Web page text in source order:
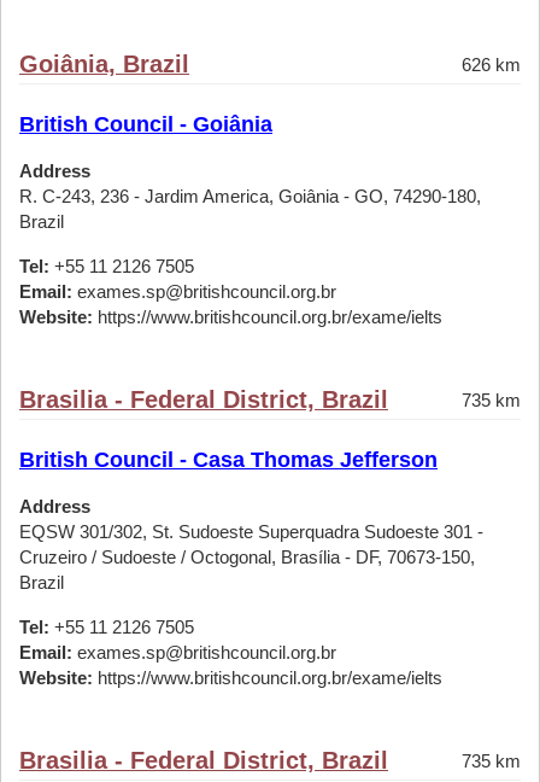
Goiânia, Brazil 626 km
British Council - Goiânia
Address
R. C-243, 236 - Jardim America, Goiânia - GO, 74290-180,
Brazil
Tel: +55 11 2126 7505
Email: exames.sp@britishcouncil.org.br
Website: https://www.britishcouncil.org.br/exame/ielts
Brasilia - Federal District, Brazil 735 km
British Council - Casa Thomas Jefferson
Address
EQSW 301/302, St. Sudoeste Superquadra Sudoeste 301 -
Cruzeiro / Sudoeste / Octogonal, Brasília - DF, 70673-150,
Brazil
Tel: +55 11 2126 7505
Email: exames.sp@britishcouncil.org.br
Website: https://www.britishcouncil.org.br/exame/ielts
Brasilia - Federal District, Brazil 735 km